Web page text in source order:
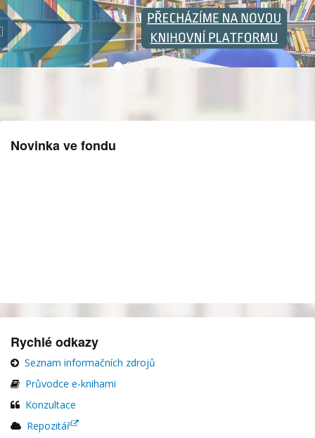
Novinka ve fondu
Rychlé odkazy
Seznam informačních zdrojů
Průvodce e-knihami
Konzultace
Repozitář